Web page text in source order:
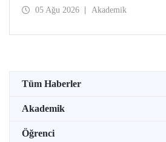
Koşullarına Bağlı Mikrolif Salımı:
05 Ağu 2026 Akademik
Tüm Haberler
Akademik
Öğrenci